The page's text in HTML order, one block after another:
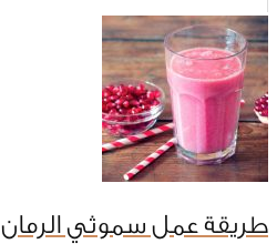
طريقة عمل سموثي الرمان